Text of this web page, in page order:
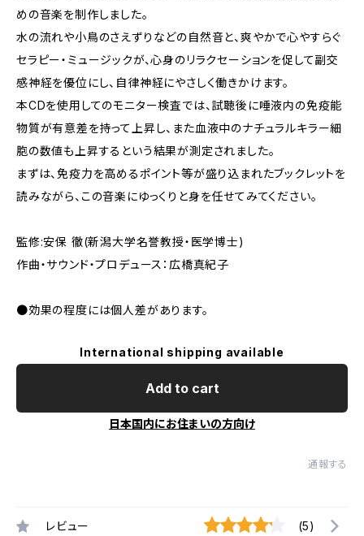
めの音楽を制作しました。
水の流れや小鳥のさえずりなどの自然音と、爽やかで心やすらぐ
セラピー・ミュージックが、心身のリラクセーションを促して副交
感神経を優位にし、自律神経にやさしく働きかけます。
本CDを使用してのモニター検査では、試聴後に唾液内の免疫能
物質が有意差を持って上昇し、また血液中のナチュラルキラー細
胞の数値も上昇するという結果が測定されました。
まずは、免疫力を高めるポイント等が盛り込まれたブックレットを
読みながら、この音楽にゆっくりと身を任せてみてください。
監修:安保 徹(新潟大学名誉教授・医学博士)
作曲・サウンド・プロデュース：広橋真紀子
●効果の程度には個人差があります。
International shipping available
Add to cart
日本国内にお住まいの方向け
通報する
レビュー (5)